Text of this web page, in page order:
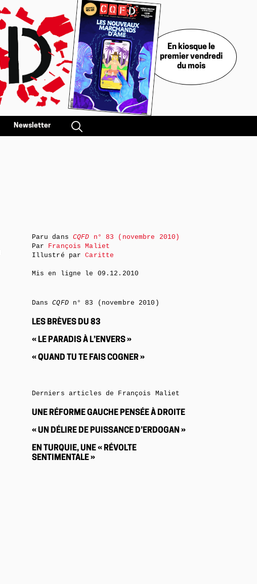
En kiosque le
premier vendredi
du mois
Newsletter
Paru dans CQFD n° 83 (novembre 2010)
Par François Maliet
Illustré parCaritte
Mis en ligne le 09.12.2010
DansCQFDn° 83 (novembre 2010)
LES BRÈVES DU 83
« LE PARADIS À L’ENVERS »
« QUAND TU TE FAIS COGNER »
Derniers articles de François Maliet
UNE RÉFORME GAUCHE PENSÉE À DROITE
« UN DÉLIRE DE PUISSANCE D’ERDOGAN »
EN TURQUIE, UNE « RÉVOLTE
SENTIMENTALE »